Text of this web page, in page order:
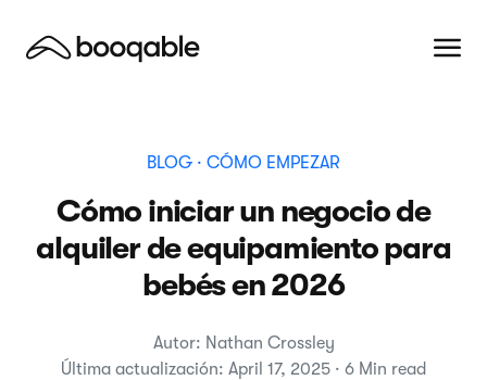
BLOG · CÓMO EMPEZAR
Cómo iniciar un negocio de
alquiler de equipamiento para
bebés en 2026
Autor: Nathan Crossley
Última actualización: April 17, 2025 · 6 Min read